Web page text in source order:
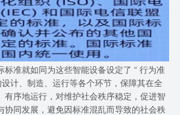
标准就如同为这些智能设备设定了 “ 行为准
计、制造、运行等各个环节，保障其在全
有序地运行，对维护社会秩序稳定，促进智
协同发展，避免因标准混乱而导致的社会秩